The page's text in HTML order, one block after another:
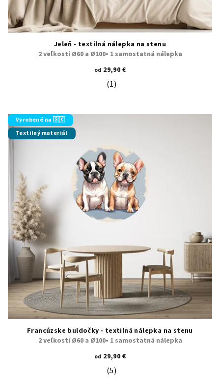
Jeleň - textilná nálepka na stenu
2 veľkosti Ø60 a Ø100• 1 samostatná nálepka
od 29,90 €
Priemerné hodnotenie produktu
(1)
Vyrobené na 🇸🇰
Textilný materiál
Francúzske buldočky - textilná nálepka na stenu
2 veľkosti Ø60 a Ø100• 1 samostatná nálepka
od 29,90 €
Priemerné hodnotenie produktu
(5)